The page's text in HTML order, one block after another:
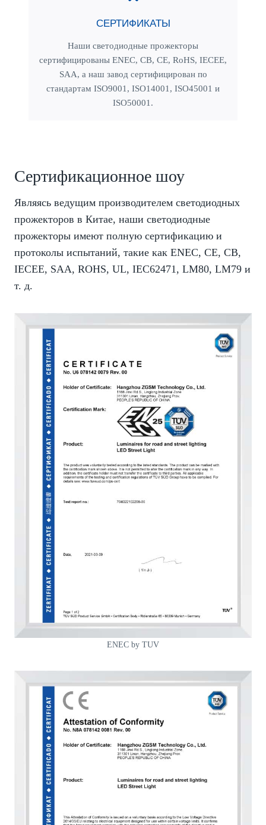
СЕРТИФИКАТЫ
Наши светодиодные прожекторы
сертифицированы ENEC, CB, CE, RoHS, IECEE,
SAA, а наш завод сертифицирован по
стандартам ISO9001, ISO14001, ISO45001 и
ISO50001.
Сертификационное шоу
Являясь ведущим производителем светодиодных
прожекторов в Китае, наши светодиодные
прожекторы имеют полную сертификацию и
протоколы испытаний, такие как ENEC, CE, CB,
IECEE, SAA, ROHS, UL, IEC62471, LM80, LM79 и
т. д.
ENEC by TUV